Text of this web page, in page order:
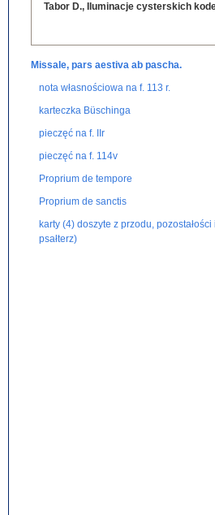
Tabor D., Iluminacje cysterskich
Missale, pars aestiva ab pascha.
nota własnościowa na f. 113 r.
karteczka Büschinga
pieczęć na f. IIr
pieczęć na f. 114v
Proprium de tempore
Proprium de sanctis
karty (4) doszyte z przodu,
psałterz)